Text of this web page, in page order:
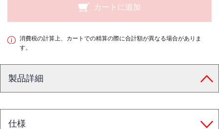
カートに追加
消費税の計算上、カートでの精算の際に合計額が異なる場合がありま
す。
製品詳細
仕様